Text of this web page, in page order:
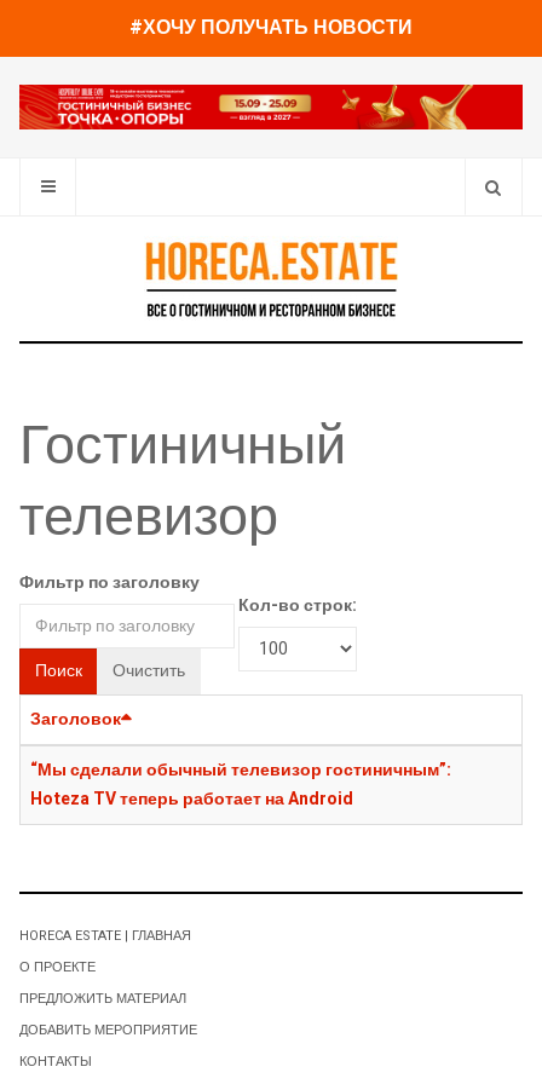
#ХОЧУ ПОЛУЧАТЬ НОВОСТИ
Гостиничный
телевизор
Фильтр по заголовку
Поиск Очистить
Кол-во строк:
Заголовок
“Мы сделали обычный телевизор гостиничным”:
Hoteza TV теперь работает на Android
HORECA ESTATE | ГЛАВНАЯ
О ПРОЕКТЕ
ПРЕДЛОЖИТЬ МАТЕРИАЛ
ДОБАВИТЬ МЕРОПРИЯТИЕ
КОНТАКТЫ